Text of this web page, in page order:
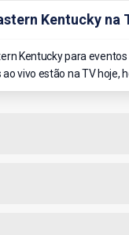
Kentucky na
Kentucky para
vivo estão na TV hoje,